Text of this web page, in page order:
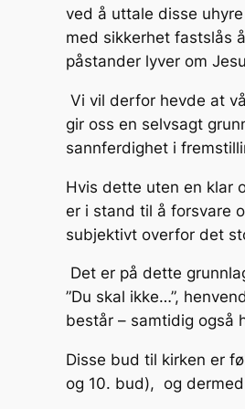
ved å uttale disse
med sikkerhet fastslås
påstander lyver om
Vi vil derfor hevde at
gir oss en selvsagt
sannferdighet i
Hvis dette uten en klar
er i stand til å forsvare
subjektivt overfor det
Det er på dette
”Du skal ikke…”,
består – samtidig også
Disse bud til kirken er
og 10. bud), og